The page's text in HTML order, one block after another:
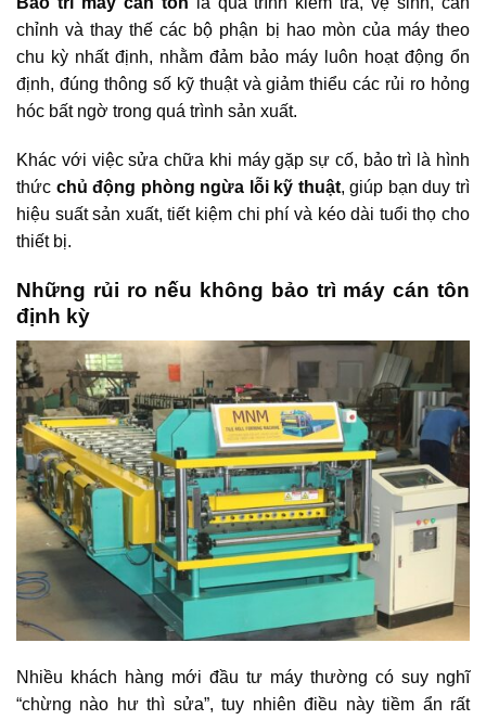
chỉnh và thay thế các bộ phận bị hao mòn của máy theo
chu kỳ nhất định, nhằm đảm bảo máy luôn hoạt động ổn
định, đúng thông số kỹ thuật và giảm thiểu các rủi ro hỏng
hóc bất ngờ trong quá trình sản xuất.
Khác với việc sửa chữa khi máy gặp sự cố, bảo trì là hình
thức chủ động phòng ngừa lỗi kỹ thuật, giúp bạn duy trì
hiệu suất sản xuất, tiết kiệm chi phí và kéo dài tuổi thọ cho
thiết bị.
Những rủi ro nếu không bảo trì máy cán tôn
định kỳ
Nhiều khách hàng mới đầu tư máy thường có suy nghĩ
“chừng nào hư thì sửa”, tuy nhiên điều này tiềm ẩn rất